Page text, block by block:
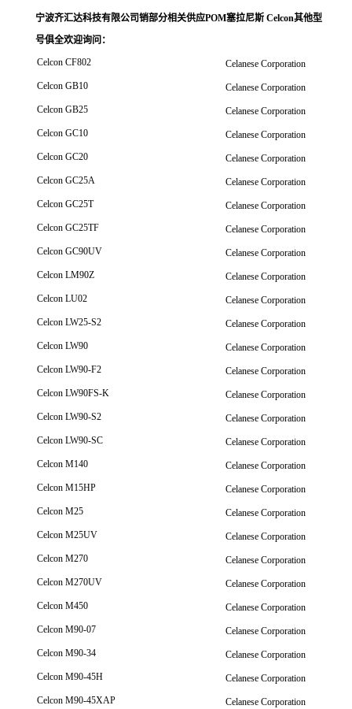
宁波齐汇达科技有限公司销部分相关供应POM塞拉尼斯 Celcon其他型
号俱全欢迎询问 ：
Celcon CF802
Celanese Corporation
Celcon GB10
Celanese Corporation
Celcon GB25
Celanese Corporation
Celcon GC10
Celanese Corporation
Celcon GC20
Celanese Corporation
Celcon GC25A
Celanese Corporation
Celcon GC25T
Celanese Corporation
Celcon GC25TF
Celanese Corporation
Celcon GC90UV
Celanese Corporation
Celcon LM90Z
Celanese Corporation
Celcon LU02
Celanese Corporation
Celcon LW25-S2
Celanese Corporation
Celcon LW90
Celanese Corporation
Celcon LW90-F2
Celanese Corporation
Celcon LW90FS-K
Celanese Corporation
Celcon LW90-S2
Celanese Corporation
Celcon LW90-SC
Celanese Corporation
Celcon M140
Celanese Corporation
Celcon M15HP
Celanese Corporation
Celcon M25
Celanese Corporation
Celcon M25UV
Celanese Corporation
Celcon M270
Celanese Corporation
Celcon M270UV
Celanese Corporation
Celcon M450
Celanese Corporation
Celcon M90-07
Celanese Corporation
Celcon M90-34
Celanese Corporation
Celcon M90-45H
Celanese Corporation
Celcon M90-45XAP
Celanese Corporation